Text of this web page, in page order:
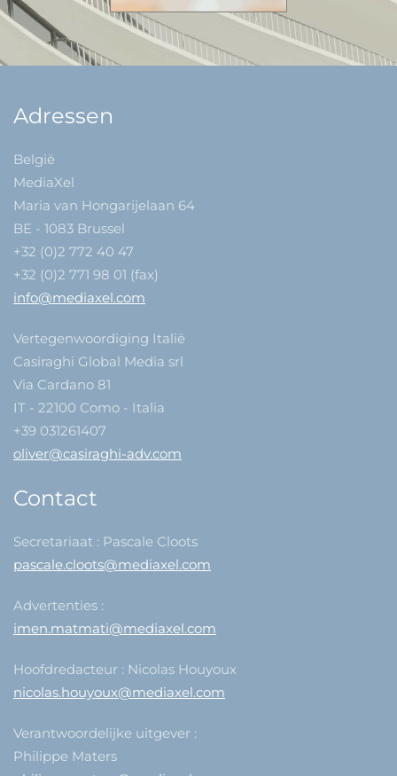
Adressen
België
MediaXel
Maria van Hongarijelaan 64
BE - 1083 Brussel
+32 (0)2 772 40 47
+32 (0)2 771 98 01 (fax)
info@mediaxel.com
Vertegenwoordiging Italië
Casiraghi Global Media srl
Via Cardano 81
IT - 22100 Como - Italia
+39 031261407
oliver@casiraghi-adv.com
Contact
Secretariaat : Pascale Cloots
pascale.cloots@mediaxel.com
Advertenties :
imen.matmati@mediaxel.com
Hoofdredacteur : Nicolas Houyoux
nicolas.houyoux@mediaxel.com
Verantwoordelijke uitgever :
Philippe Maters